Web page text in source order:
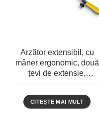
Arzător extensibil, cu
mâner ergonomic, două
țevi de extensie,
temperatură maximă de
1850°C și sistem anti-
flare.
CITEȘTE MAI MULT